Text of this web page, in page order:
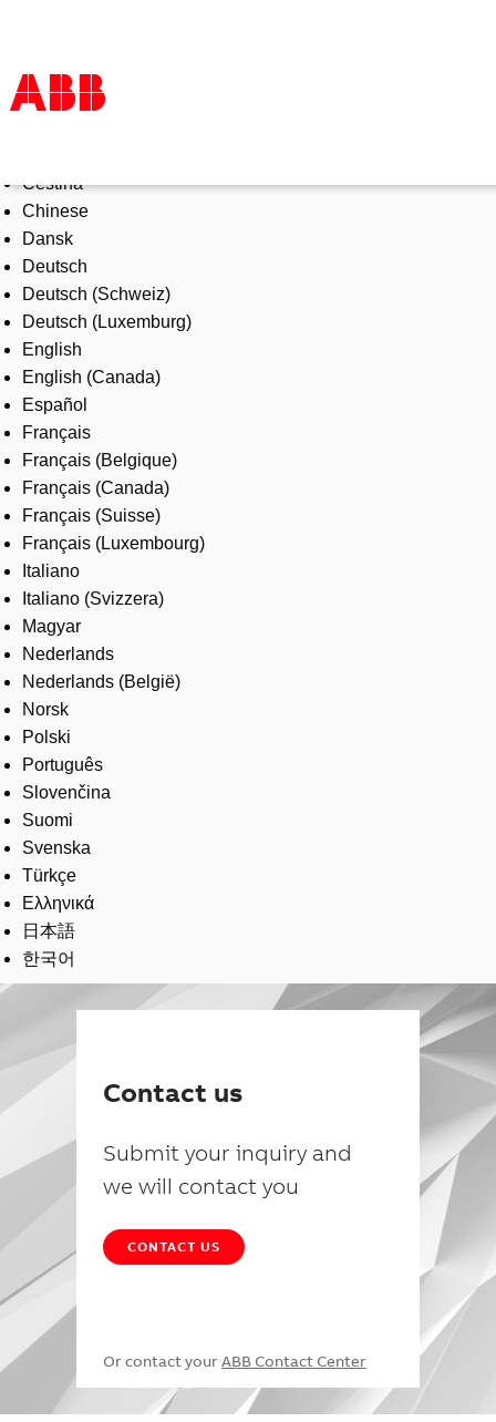
Products & Solutions
Industries
Services
About us
Where to buy
Contact us
Careers
Čeština
Chinese
Dansk
Deutsch
Deutsch (Schweiz)
Deutsch (Luxemburg)
English
English (Canada)
Español
Français
Français (Belgique)
Français (Canada)
Français (Suisse)
Français (Luxembourg)
Italiano
Italiano (Svizzera)
Magyar
Nederlands
Nederlands (België)
Norsk
Polski
Português
Slovenčina
Suomi
Svenska
Türkçe
Ελληνικά
日本語
한국어
Contact us
Submit your inquiry and
we will contact you
CONTACT US
Or contact your ABB Contact Center